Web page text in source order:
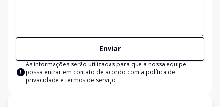
Enviar
As informações serão utilizadas para que a nossa equipe
possa entrar em contato de acordo com a política de
privacidade e termos de serviço